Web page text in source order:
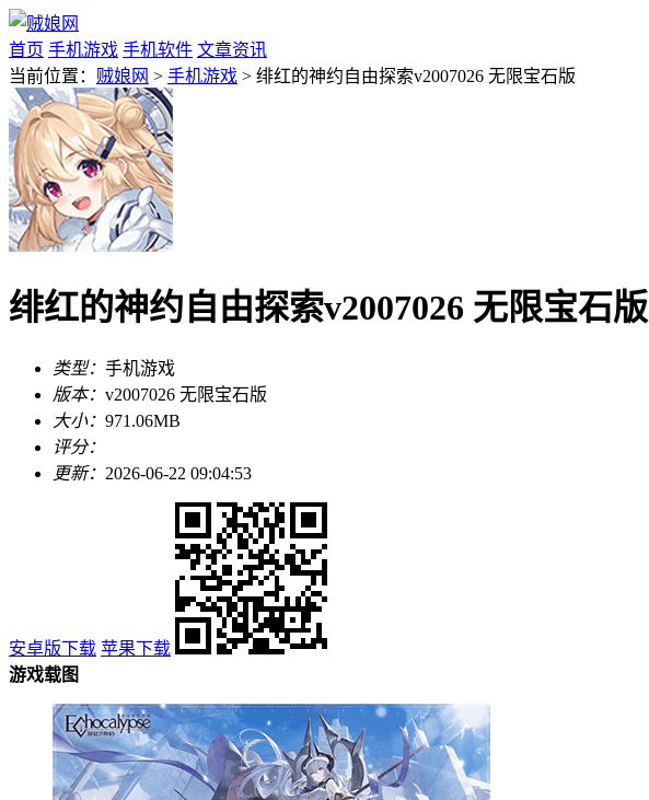
首页 手机游戏 手机软件 文章资讯
当前位置： 贼娘网 > 手机游戏 > 绯红的神约自由探索v2007026 无限宝石版
绯红的神约自由探索v2007026 无限宝石版
类型： 手机游戏
版本： v2007026 无限宝石版
大小： 971.06MB
评分：
更新： 2026-06-22 09:04:53
安卓版下载 苹果下载
游戏载图